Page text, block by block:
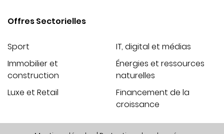
Offres Sectorielles
Sport
Immobilier et
construction
Luxe et Retail
IT, digital et médias
Énergies et ressources
naturelles
Financement de la
croissance